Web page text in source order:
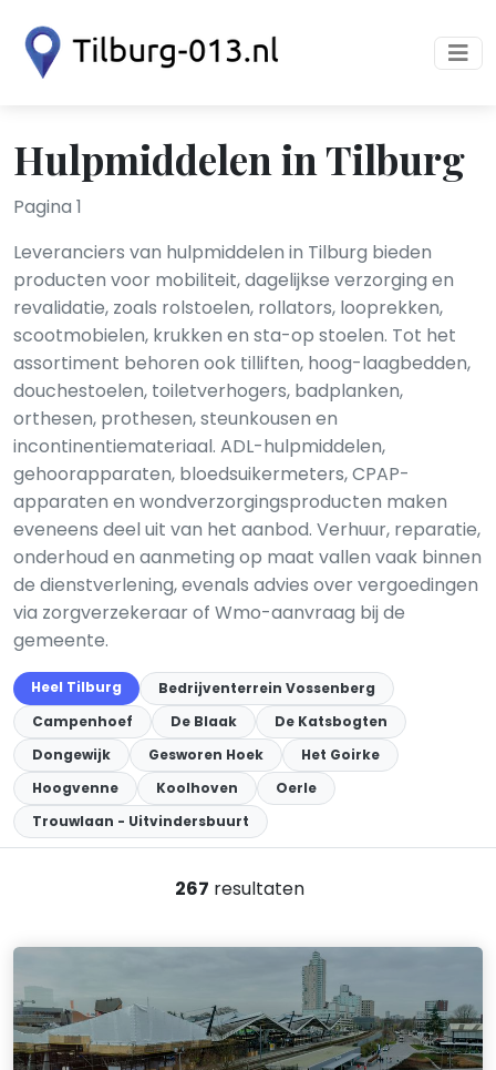
Hulpmiddelen in Tilburg
Pagina 1
Leveranciers van hulpmiddelen in Tilburg bieden
producten voor mobiliteit, dagelijkse verzorging en
revalidatie, zoals rolstoelen, rollators, looprekken,
scootmobielen, krukken en sta-op stoelen. Tot het
assortiment behoren ook tilliften, hoog-laagbedden,
douchestoelen, toiletverhogers, badplanken,
orthesen, prothesen, steunkousen en
incontinentiemateriaal. ADL-hulpmiddelen,
gehoorapparaten, bloedsuikermeters, CPAP-
apparaten en wondverzorgingsproducten maken
eveneens deel uit van het aanbod. Verhuur, reparatie,
onderhoud en aanmeting op maat vallen vaak binnen
de dienstverlening, evenals advies over vergoedingen
via zorgverzekeraar of Wmo-aanvraag bij de
gemeente.
Heel Tilburg
Bedrijventerrein Vossenberg
Campenhoef
De Blaak
De Katsbogten
Dongewijk
Gesworen Hoek
Het Goirke
Hoogvenne
Koolhoven
Oerle
Trouwlaan - Uitvindersbuurt
267 resultaten